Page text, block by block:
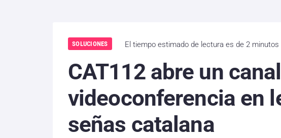
SOLUCIONES El tiempo estimado de lectura es de 2 minutos
CAT112 abre un
videoconferencia en
señas catalana